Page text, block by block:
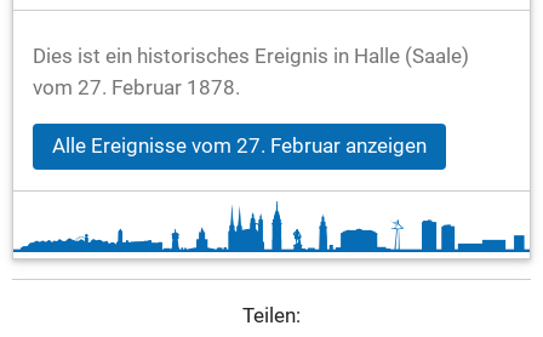
Dies ist ein historisches Ereignis in Halle (Saale)
vom 27. Februar 1878.
Alle Ereignisse vom 27. Februar anzeigen
Teilen: